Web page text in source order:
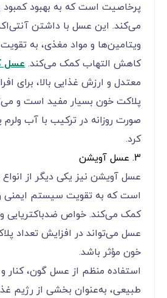
پرخاصیت است که به بهبود
می‌کند. این عسل با داشتن
ویتامین‌ها و مواد مغذی، به
کاهش التهاب کمک می‌کند.عسل
معتدل و ارزش غذایی بالا، برای
پلاکت خون بسیار مفید است و
صورت روزانه در ترکیب با آب
کرد.
3. عسل آویشن
عسل آویشن نیز یکی دیگر از
است که به تقویت سیستم ایمنی
کمک می‌کند. خواص ضدباکتریایی و
عسل می‌تواند در افزایش تعداد
خون مؤثر باشد.
استفاده منظم از عسل گون، کنار
طبیعی، به‌عنوان بخشی از رژیم